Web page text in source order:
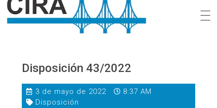
Disposición 43/2022
3 de mayo de 2022
8:37 AM
Disposición